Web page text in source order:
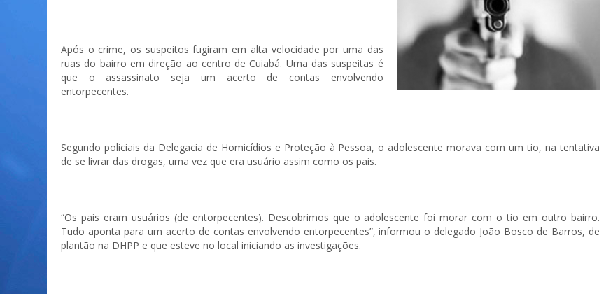
Após o crime, os suspeitos fugiram em alta velocidade por uma das
ruas do bairro em direção ao centro de Cuiabá. Uma das suspeitas é
que o assassinato seja um acerto de contas envolvendo
entorpecentes.
Segundo policiais da Delegacia de Homicídios e Proteção à Pessoa, o adolescente morava com um tio, na tentativa
de se livrar das drogas, uma vez que era usuário assim como os pais.
“Os pais eram usuários (de entorpecentes). Descobrimos que o adolescente foi morar com o tio em outro bairro.
Tudo aponta para um acerto de contas envolvendo entorpecentes”, informou o delegado João Bosco de Barros, de
plantão na DHPP e que esteve no local iniciando as investigações.